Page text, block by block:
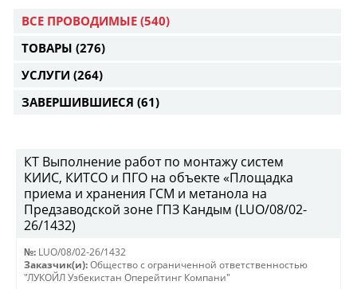
ВСЕ ПРОВОДИМЫЕ (540)
ТОВАРЫ (276)
УСЛУГИ (264)
ЗАВЕРШИВШИЕСЯ (61)
КТ Выполнение работ по монтажу систем
КИИС, КИТСО и ПГО на объекте «Площадка
приема и хранения ГСМ и метанола на
Предзаводской зоне ГПЗ Кандым (LUO/08/02-
26/1432)
№: LUO/08/02-26/1432
Заказчик(и): Общество с ограниченной ответственностью
"ЛУКОЙЛ Узбекистан Оперейтинг Компани"